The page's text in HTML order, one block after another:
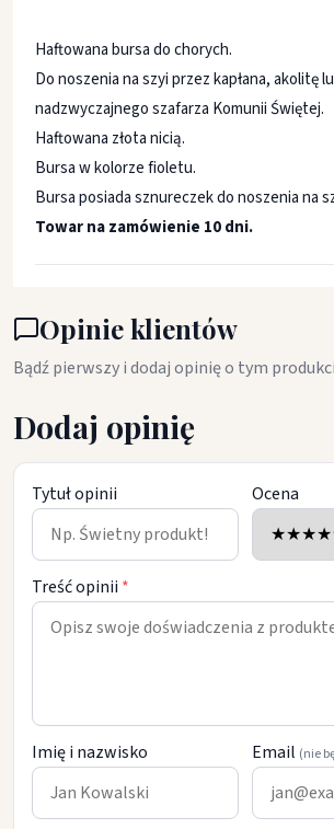
Haftowana bursa do chorych.
Do noszenia na szyi przez kapłana, akolitę
nadzwyczajnego szafarza Komunii Świętej.
Haftowana złota nicią.
Bursa w kolorze fioletu.
Bursa posiada sznureczek do noszenia na
Towar na zamówienie 10 dni.
Opinie klientów
Bądź pierwszy i dodaj opinię o tym
Dodaj opinię
Tytuł opinii Ocena
Treść opinii *
Imię i nazwisko Email (nie